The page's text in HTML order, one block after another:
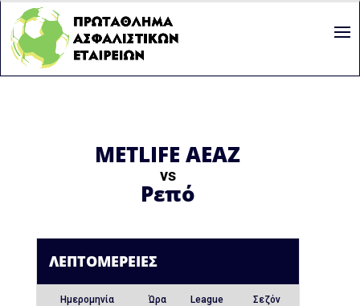
METLIFE AEAZ
vs
Ρεπό
ΛΕΠΤΟΜΈΡΕΙΕΣ
Ημερομηνία Ώρα League Σεζόν